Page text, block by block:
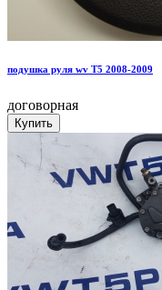
подушка руля wv T5 2008-2009
договорная